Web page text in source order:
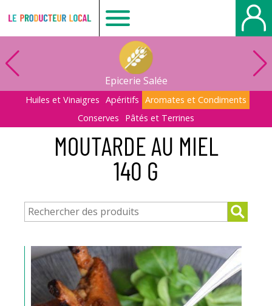
Le
producteur
local
-
Bois
Guillaume
Epicerie Salée
Huiles et Vinaigres Apéritifs Aromates et Condiments
Conserves
Pâtés et Terrines
MOUTARDE AU MIEL
140 G